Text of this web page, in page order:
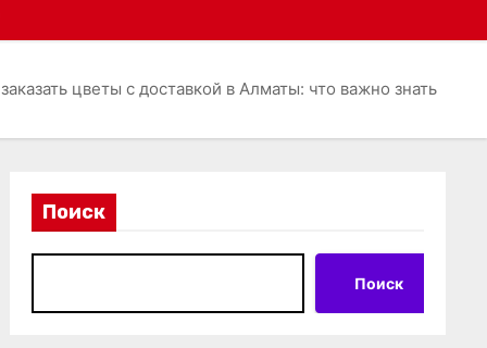
цветы с доставкой в Алматы: что важно знать
Поиск
Поиск